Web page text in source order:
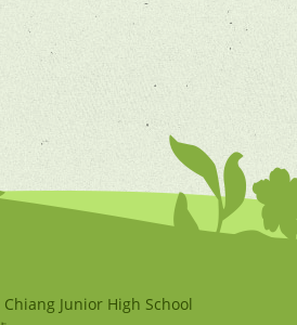
Junior High School